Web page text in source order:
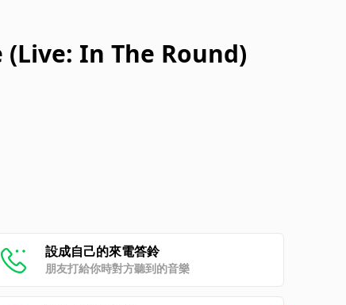
In The Round)
設成自己的來電答鈴
朋友打給你時對方聽到的音樂